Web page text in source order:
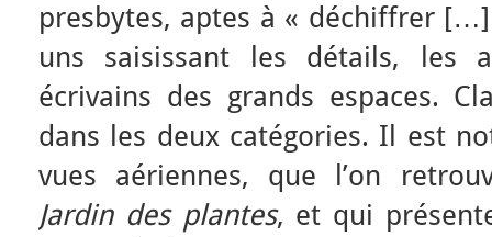
presbytes, aptes à « déchiffrer
uns saisissant les détails, les
écrivains des grands espaces.
dans les deux catégories. Il est
vues aériennes, que l’on
Jardin des plantes, et qui